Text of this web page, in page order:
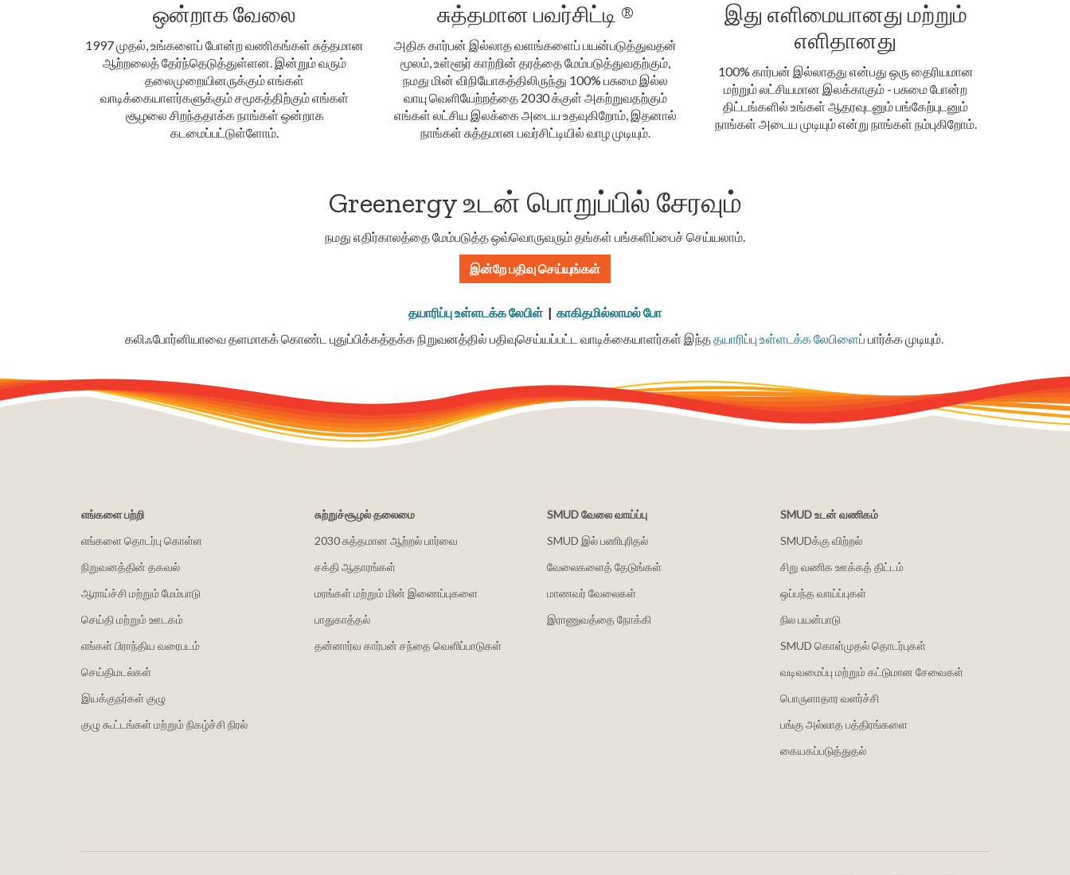
ஒன்றாக வேலை
1997 முதல், உங்களைப் போன்ற வணிகங்கள் சுத்தமான
ஆற்றலைத் தேர்ந்தெடுத்துள்ளன. இன்றும் வரும்
தலைமுறையினருக்கும் எங்கள்
வாடிக்கையாளர்களுக்கும் சமூகத்திற்கும் எங்கள்
சூழலை சிறந்ததாக்க நாங்கள் ஒன்றாக
கடமைப்பட்டுள்ளோம்.
சுத்தமான பவர்சிட்டி ®
அதிக கார்பன் இல்லாத வளங்களைப் பயன்படுத்துவதன்
மூலம், உள்ளூர் காற்றின் தரத்தை மேம்படுத்துவதற்கும்,
நமது மின் விநியோகத்திலிருந்து 100% பசுமை இல்ல
வாயு வெளியேற்றத்தை 2030 க்குள் அகற்றுவதற்கும்
எங்கள் லட்சிய இலக்கை அடைய உதவுகிறோம், இதனால்
நாங்கள் சுத்தமான பவர்சிட்டியில் வாழ முடியும்.
இது எளிமையானது மற்றும்
எளிதானது
100% கார்பன் இல்லாதது என்பது ஒரு தைரியமான
மற்றும் லட்சியமான இலக்காகும் - பசுமை போன்ற
திட்டங்களில் உங்கள் ஆதரவுடனும் பங்கேற்புடனும்
நாங்கள் அடைய முடியும் என்று நாங்கள் நம்புகிறோம்.
Greenergy உடன் பொறுப்பில் சேரவும்
நமது எதிர்காலத்தை மேம்படுத்த ஒவ்வொருவரும் தங்கள் பங்களிப்பைச் செய்யலாம்.
இன்றே பதிவு செய்யுங்கள்
தயாரிப்பு உள்ளடக்க லேபிள் | காகிதமில்லாமல் போ
கலிஃபோர்னியாவை தளமாகக் கொண்ட புதுப்பிக்கத்தக்க நிறுவனத்தில் பதிவுசெய்யப்பட்ட வாடிக்கையாளர்கள் இந்ததயாரிப்பு உள்ளடக்க லேபிளைப் பார்க்க முடியும்.
எங்களை பற்றி
எங்களை தொடர்பு கொள்ள
நிறுவனத்தின் தகவல்
ஆராய்ச்சி மற்றும் மேம்பாடு
செய்தி மற்றும் ஊடகம்
எங்கள் பிராந்திய வரைபடம்
செய்திமடல்கள்
இயக்குநர்கள் குழு
குழு கூட்டங்கள் மற்றும் நிகழ்ச்சி நிரல்
சுற்றுச்சூழல் தலைமை
2030 சுத்தமான ஆற்றல் பார்வை
சக்தி ஆதாரங்கள்
மரங்கள் மற்றும் மின் இணைப்புகளை
பாதுகாத்தல்
தன்னார்வ கார்பன் சந்தை வெளிப்பாடுகள்
SMUD வேலை வாய்ப்பு
SMUD இல் பணிபுரிதல்
வேலைகளைத் தேடுங்கள்
மாணவர் வேலைகள்
இராணுவத்தை நோக்கி
SMUD உடன் வணிகம்
SMUDக்கு விற்றல்
சிறு வணிக ஊக்கத் திட்டம்
ஒப்பந்த வாய்ப்புகள்
நில பயன்பாடு
SMUD கொள்முதல் தொடர்புகள்
வடிவமைப்பு மற்றும் கட்டுமான சேவைகள்
பொருளாதார வளர்ச்சி
பங்கு அல்லாத பத்திரங்களை
கையகப்படுத்துதல்